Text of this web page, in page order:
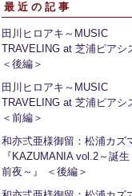
最近の記事
田川ヒロアキ～MUSIC
TRAVELING at 芝浦ピアシ
＜後編＞
田川ヒロアキ～MUSIC
TRAVELING at 芝浦ピアシ
＜前編＞
和亦弍亜様御留：松浦カズ
『KAZUMANIA vol.2～誕生
前夜～』 ＜後編＞